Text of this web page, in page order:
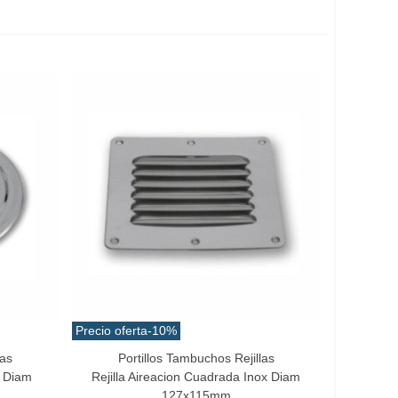
Precio oferta-10%
Añadir Al Carrito
Portillos Tambuchos Rejillas
Rejilla Aireacion Cuadrada Inox Diam